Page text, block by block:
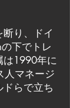
り、ドイ
下でトレ
は1990年に
人マネージ
らで立ち